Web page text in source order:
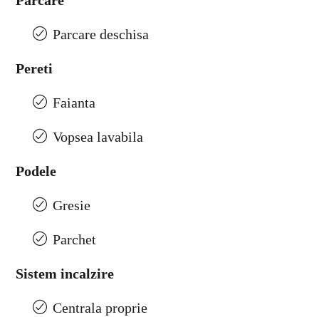
Parcare deschisa
Pereti
Faianta
Vopsea lavabila
Podele
Gresie
Parchet
Sistem incalzire
Centrala proprie